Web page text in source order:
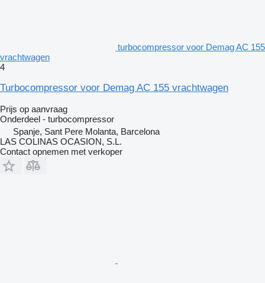
turbocompressor voor Demag AC 155
vrachtwagen
4
Turbocompressor voor Demag AC 155 vrachtwagen
Prijs op aanvraag
Onderdeel - turbocompressor
Spanje, Sant Pere Molanta, Barcelona
LAS COLINAS OCASION, S.L.
Contact opnemen met verkoper